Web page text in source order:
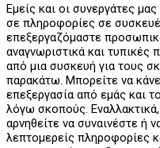
Εμείς και οι συνεργάτες
σε πληροφορίες σε
επεξεργαζόμαστε
αναγνωριστικά και
από μια συσκευή για τους
παρακάτω. Μπορείτε να
επεξεργασία από εμάς και
λόγω σκοπούς. Εναλλακτικά,
αρνηθείτε να συναινέστε ή
λεπτομερείς πληροφορίες